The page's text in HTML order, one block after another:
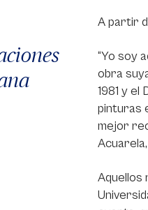
A partir
“Yo soy
obra
1981 y
pinturas
mejor
Aquellos